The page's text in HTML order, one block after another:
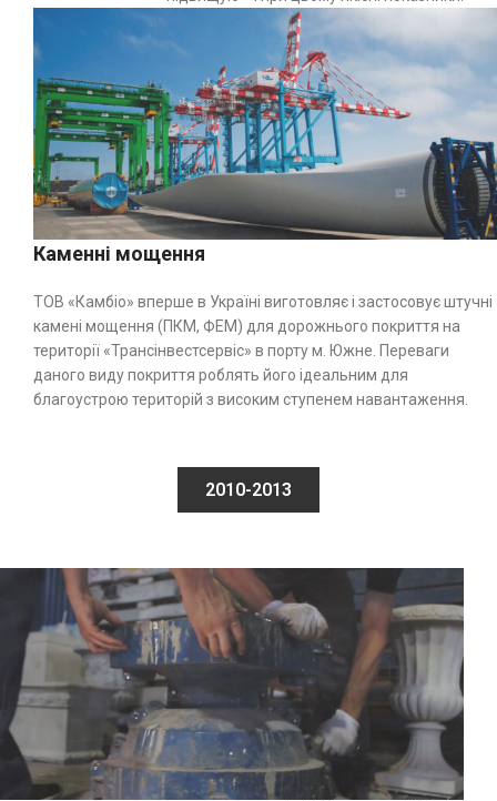
Каменні мощення
TOB «Камбіо» вперше в Україні виготовляє і застосовує штучні
камені мощення (ПКМ, ФЕМ) для дорожнього покриття на
території «Трансінвестсервіс» в порту м. Южне. Переваги
даного виду покриття роблять його ідеальним для
благоустрою територій з високим ступенем навантаження.
2010-2013